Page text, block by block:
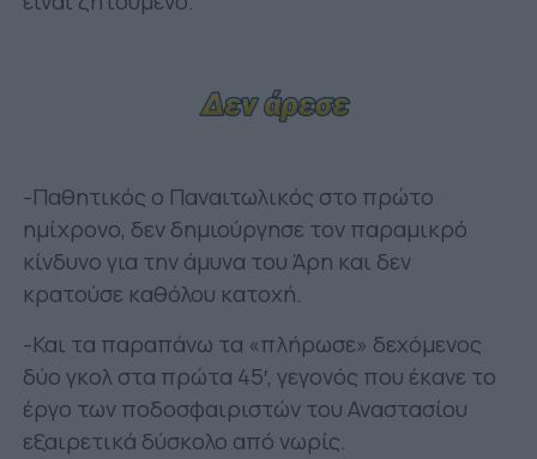
-Παθητικός ο Παναιτωλικός στο πρώτο
ημίχρονο, δεν δημιούργησε τον παραμικρό
κίνδυνο για την άμυνα του Άρη και δεν
κρατούσε καθόλου κατοχή.
-Και τα παραπάνω τα «πλήρωσε» δεχόμενος
δύο γκολ στα πρώτα 45′, γεγονός που έκανε το
έργο των ποδοσφαιριστών του Αναστασίου
εξαιρετικά δύσκολο από νωρίς.